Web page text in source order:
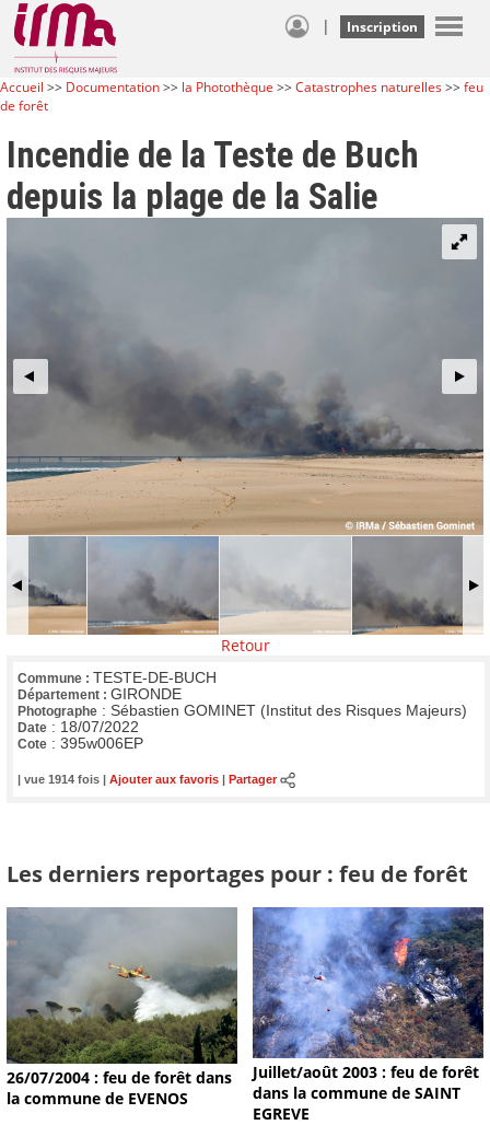
| Inscription
Accueil >> Documentation>> la Photothèque >>Catastrophes naturelles>>feu
de forêt
Incendie de la Teste de Buch
depuis la plage de la Salie
Retour
Commune : TESTE-DE-BUCH
Département : GIRONDE
Photographe : Sébastien GOMINET (Institut des Risques Majeurs)
Date : 18/07/2022
Cote : 395w006EP
| vue 1914 fois | Ajouter aux favoris Partager
Les derniers reportages pour : feu de forêt
26/07/2004 : feu de forêt dans
la commune de EVENOS
Juillet/août 2003 : feu de forêt
dans la commune de SAINT
EGREVE